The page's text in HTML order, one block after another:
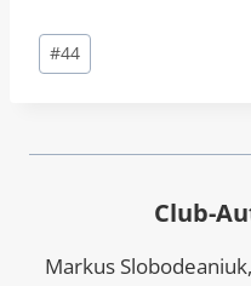
Schlagworte:
#44
Club-
Markus